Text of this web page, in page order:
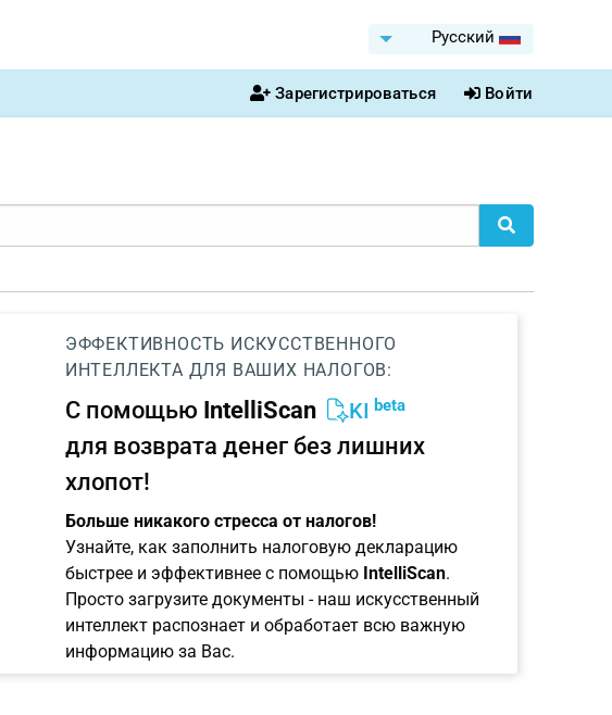
Pусский
Зарегистрироваться Войти
ЭФФЕКТИВНОСТЬ ИСКУССТВЕННОГО
ИНТЕЛЛЕКТА ДЛЯ ВАШИХ НАЛОГОВ:
С помощью IntelliScan KI beta
для возврата денег без лишних
хлопот!
Больше никакого стресса от налогов!
Узнайте, как заполнить налоговую декларацию
быстрее и эффективнее с помощью IntelliScan.
Просто загрузите документы - наш искусственный
интеллект распознает и обработает всю важную
информацию за Вас.